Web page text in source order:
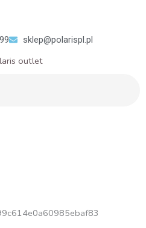
sklep@polarispl.pl